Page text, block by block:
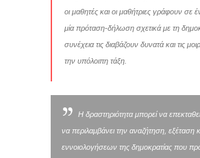
οι μαθητές και οι μαθήτριες γράφουν σε
μία πρόταση-δήλωση σχετικά με τη
συνέχεια τις διαβάζουν δυνατά και τις
την υπόλοιπη τάξη.
Η δραστηριότητα μπορεί να
να περιλαμβάνει την αναζήτηση, εξέταση
εννοιολογήσεων της δημοκρατίας που